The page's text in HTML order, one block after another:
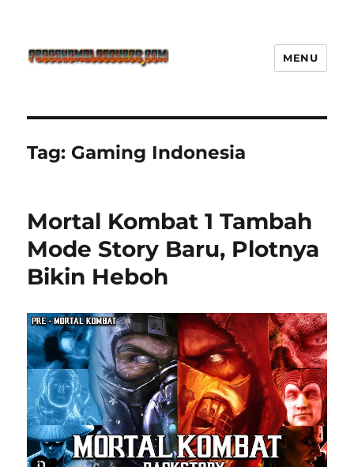
Defense Main Game Ini Pasti
Ketagihan!
MENU
Tag: Gaming Indonesia
Mortal Kombat 1 Tambah
Mode Story Baru, Plotnya
Bikin Heboh